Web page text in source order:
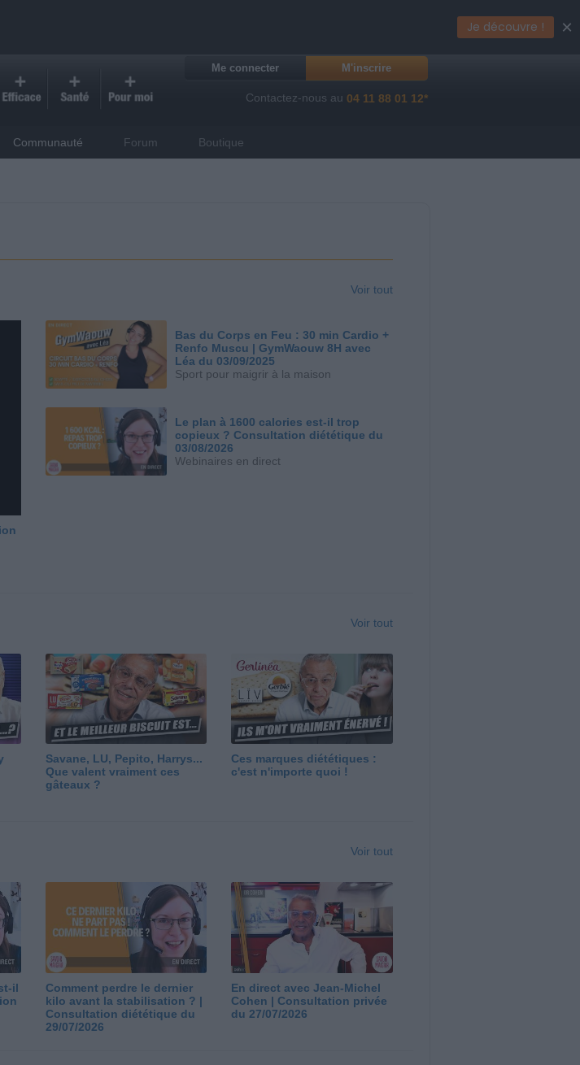
Me connecter M'inscrire
Contactez-nous au 04 11 88 01 12*
Communauté Forum Boutique
Voir tout
Bas du Corps en Feu : 30 min Cardio +
Renfo Muscu | GymWaouw 8H avec
Léa du 03/09/2025
Sport pour maigrir à la maison
Le plan à 1600 calories est-il trop
copieux ? Consultation diététique du
03/08/2026
Webinaires en direct
Voir tout
Savane, LU, Pepito, Harrys...
Que valent vraiment ces
gâteaux ?
Ces marques diététiques :
c'est n'importe quoi !
Voir tout
il
Comment perdre le dernier
kilo avant la stabilisation ? |
Consultation diététique du
29/07/2026
En direct avec Jean-Michel
Cohen | Consultation privée
du 27/07/2026
Je découvre ! ×